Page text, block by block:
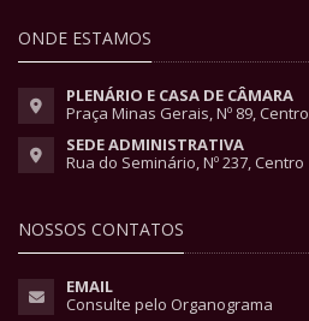
ONDE ESTAMOS
PLENÁRIO E CASA DE CÂMARA
Praça Minas Gerais, Nº 89, Centro
SEDE ADMINISTRATIVA
Rua do Seminário, Nº 237, Centro
NOSSOS CONTATOS
EMAIL
Consulte pelo Organograma